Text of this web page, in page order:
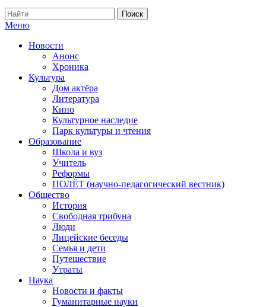
Меню
Новости
Анонс
Хроника
Культура
Дом актёра
Литература
Кино
Культурное наследие
Парк культуры и чтения
Образование
Школа и вуз
Учитель
Реформы
ПОЛЁТ (научно-педагогический вестник)
Общество
История
Свободная трибуна
Люди
Лицейские беседы
Семья и дети
Путешествие
Утраты
Наука
Новости и факты
Гуманитарные науки